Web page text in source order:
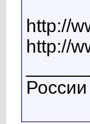
http://
http://